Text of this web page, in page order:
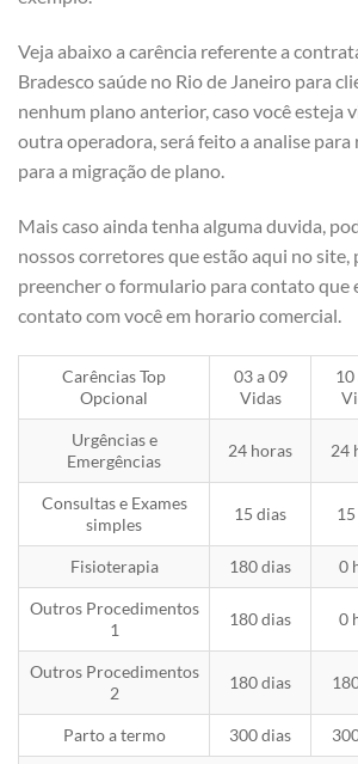
Veja abaixo a carência referente a
Bradesco saúde no Rio de Janeiro para
nenhum plano anterior, caso você esteja
outra operadora, será feito a analise para
para a migração de plano.
Mais caso ainda tenha alguma duvida,
nossos corretores que estão aqui no
preencher o formulario para contato que
contato com você em horario comercial.
Carências Top
Opcional
03 a 09
Vidas
10
Urgências e
Emergências
24 horas 24
Consultas e Exames
simples
15 dias
Fisioterapia 180 dias 0
Outros Procedimentos
1
180 dias 0
Outros Procedimentos
2
180 dias
Parto a termo 300 dias